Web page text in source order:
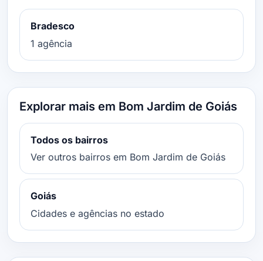
Bradesco
1 agência
Explorar mais em Bom Jardim de Goiás
Todos os bairros
Ver outros bairros em Bom Jardim de Goiás
Goiás
Cidades e agências no estado